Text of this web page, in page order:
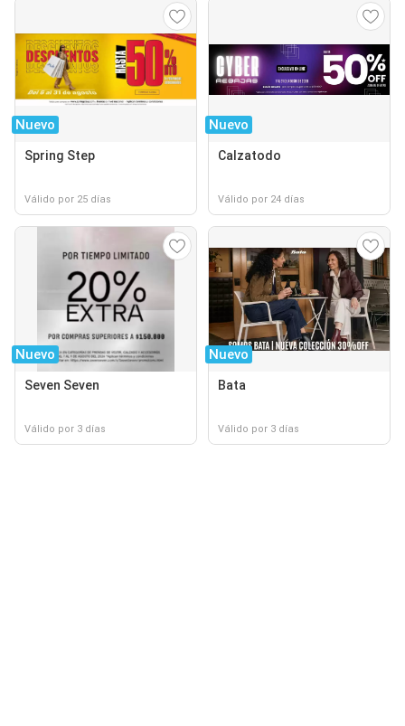
Nuevo
Spring Step
Válido por 25 días
Nuevo
Calzatodo
Válido por 24 días
Nuevo
Seven Seven
Válido por 3 días
Nuevo
Bata
Válido por 3 días